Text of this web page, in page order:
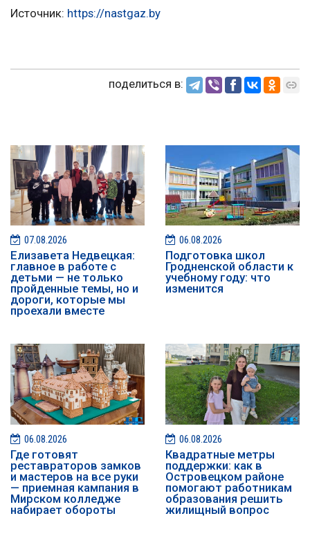
Источник: https://nastgaz.by
поделиться в:
07.08.2026
Елизавета Недвецкая:
главное в работе с
детьми — не только
пройденные темы, но и
дороги, которые мы
проехали вместе
06.08.2026
Подготовка школ
Гродненской области к
учебному году: что
изменится
06.08.2026
Где готовят
реставраторов замков
и мастеров на все руки
— приемная кампания в
Мирском колледже
набирает обороты
06.08.2026
Квадратные метры
поддержки: как в
Островецком районе
помогают работникам
образования решить
жилищный вопрос